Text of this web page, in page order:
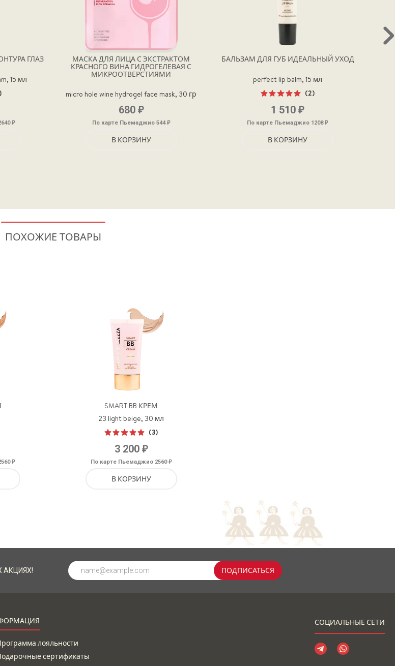
ГЛАЗ
15 мл
₽
МАСКА ДЛЯ ЛИЦА С ЭКСТРАКТОМ
КРАСНОГО ВИНА ГИДРОГЕЛЕВАЯ С
МИКРООТВЕРСТИЯМИ
micro hole wine hydrogel face mask, 30 гр
680 ₽
По карте Пьемаджио 544₽
В КОРЗИНУ
БАЛЬЗАМ ДЛЯ ГУБ ИДЕАЛЬНЫЙ УХОД
perfect lip balm, 15 мл
5.00из 5
(2)
1 510 ₽
По карте Пьемаджио 1208₽
В КОРЗИНУ
ПОХОЖИЕ ТОВАРЫ
₽
SMART BB КРЕМ
23 light beige, 30 мл
5.00из 5
(3)
3 200 ₽
По карте Пьемаджио 2560₽
В КОРЗИНУ
АКЦИЯХ! ПОДПИСАТЬСЯ
лояльности
сертификаты
СОЦИАЛЬНЫЕ СЕТИ